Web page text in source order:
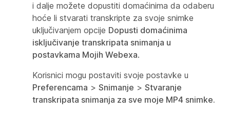
i dalje možete dopustiti domaćinima da odaberu
hoće li stvarati transkripte za svoje snimke
uključivanjem opcije Dopusti domaćinima
isključivanje transkripata snimanja u
postavkama Mojih Webexa.
Korisnici mogu postaviti svoje postavke u
Preferencama > Snimanje > Stvaranje
transkripata snimanja za sve moje MP4 snimke.